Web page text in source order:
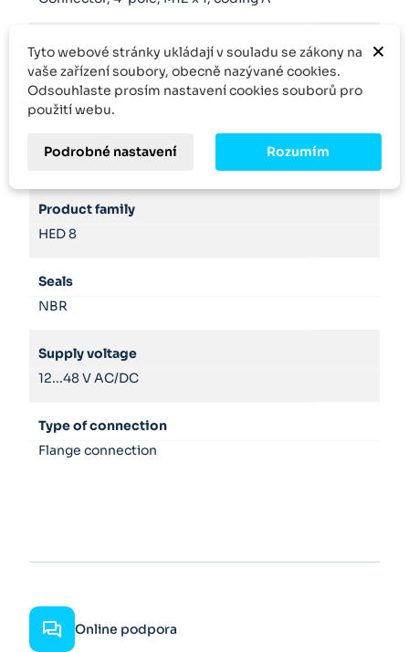
Hydraulic fluid
HL,HLP,HLPD,HVLP,HVLPD
Outputsignal
Micro switch with normally closed contact/NO
contact function
Product family
HED 8
Seals
NBR
Supply voltage
12...48 V AC/DC
Type of connection
Flange connection
Online podpora
×
Tyto webové stránky ukládají v souladu se zákony na
vaše zařízení soubory, obecně nazývané cookies.
Odsouhlaste prosím nastavení cookies souborů pro
použití webu.
Podrobné nastavení Rozumím